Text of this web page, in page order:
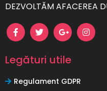
DEZVOLTĂM AFACEREA
Legături utile
Regulament GDPR